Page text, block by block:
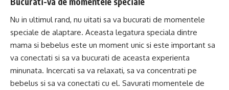
Nu in ultimul rand, nu uitati sa va bucurati de momentele
speciale de alaptare. Aceasta legatura speciala dintre
mama si bebelus este un moment unic si este important sa
va conectati si sa va bucurati de aceasta experienta
minunata. Incercati sa va relaxati, sa va concentrati pe
bebelus si sa va conectati cu el. Savurati momentele de